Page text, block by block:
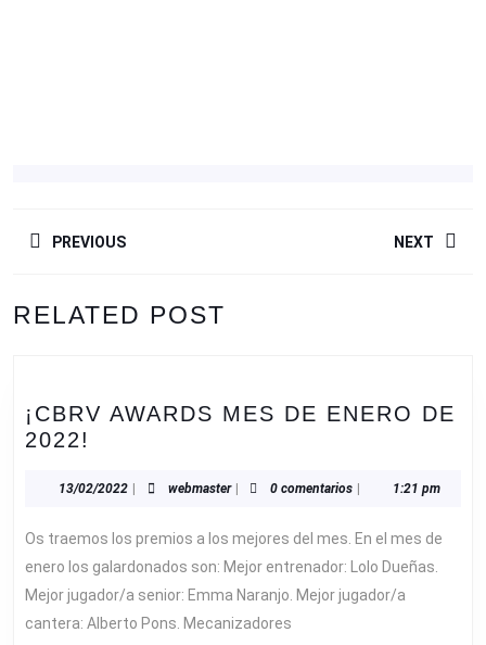
DEPREVIOUS
anterior:
NEXT
RELATED POST
¡CBRV AWARDS MES DE ENERO DE
2022!
MES
ENERO
DE
2022!
13/02/202213/02/2022
| webmasterwebmaster
| 0 comentarios | 1:21 pm
Os traemos los premios a los mejores del mes. En el mes de
enero los galardonados son: Mejor entrenador: Lolo Dueñas.
Mejor jugador/a senior: Emma Naranjo. Mejor jugador/a
cantera: Alberto Pons. Mecanizadores